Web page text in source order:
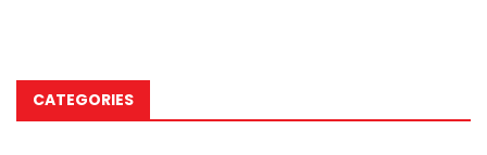
CATEGORIES